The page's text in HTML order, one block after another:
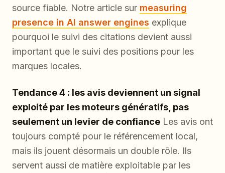
source fiable. Notre article sur measuring
presence in AI answer engines explique
pourquoi le suivi des citations devient aussi
important que le suivi des positions pour les
marques locales.
Tendance 4 : les avis deviennent un signal
exploité par les moteurs génératifs, pas
seulement un levier de confiance Les avis ont
toujours compté pour le référencement local,
mais ils jouent désormais un double rôle. Ils
servent aussi de matière exploitable par les